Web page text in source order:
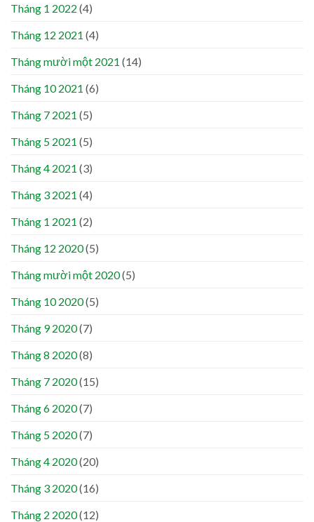
Tháng 1 2022 (4)
Tháng 12 2021 (4)
Tháng mười một 2021 (14)
Tháng 10 2021 (6)
Tháng 7 2021 (5)
Tháng 5 2021 (5)
Tháng 4 2021 (3)
Tháng 3 2021 (4)
Tháng 1 2021 (2)
Tháng 12 2020(5)
Tháng mười một 2020(5)
Tháng 10 2020(5)
Tháng 9 2020(7)
Tháng 8 2020(8)
Tháng 7 2020(15)
Tháng 6 2020(7)
Tháng 5 2020(7)
Tháng 4 2020(20)
Tháng 3 2020(16)
Tháng 2 2020(12)